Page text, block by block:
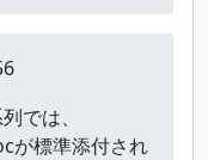
では、
が標準添付され